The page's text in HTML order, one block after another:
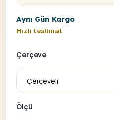
Aynı Gün Kargo
Hızlı teslimat
Çerçeve
Ölçü